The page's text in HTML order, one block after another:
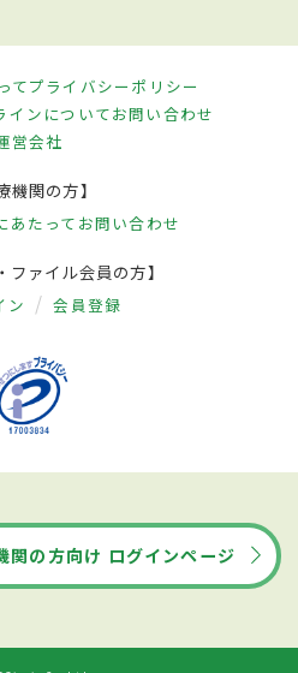
てプライバシーポリシー
インについてお問い合わせ
営会社
機関の方】
あたって お問い合わせ
ファイル会員の方】
ン 会員登録
関の方向け ログインページ